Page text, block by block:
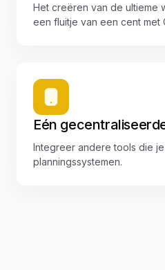
Het creëren van de ultieme
een fluitje van een cent met
Eén
Integreer andere tools die
planningssystemen.